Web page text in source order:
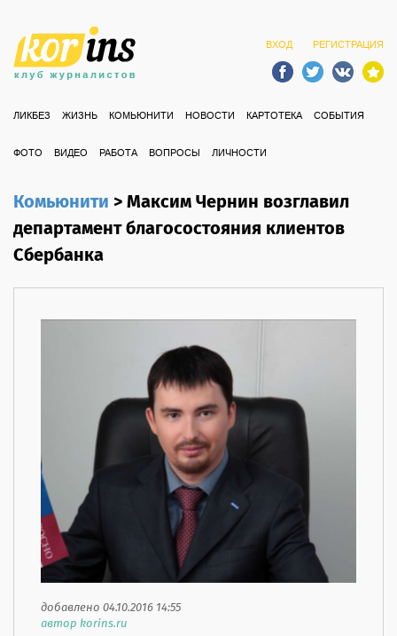
ВХОД РЕГИСТРАЦИЯ
ЛИКБЕЗ ЖИЗНЬ КОМЬЮНИТИ НОВОСТИ КАРТОТЕКА СОБЫТИЯ
ФОТО ВИДЕО РАБОТА ВОПРОСЫ ЛИЧНОСТИ
Комьюнити>Максим Чернин возглавил
департамент благосостояния клиентов
Сбербанка
добавлено 04.10.2016 14:55
автор korins.ru